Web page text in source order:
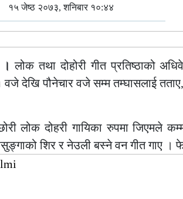
१५ जेष्ठ २०७३, शनिबार १०:४४
लोक तथा दोहोरी गीत प्रतिष्ठाको
देखि पौनेचार वजे सम्म तम्घासलाई
लोक दोहरी गायिका रुपमा जिएमले
शिर र नेउली बस्ने वन गीत गाए ।